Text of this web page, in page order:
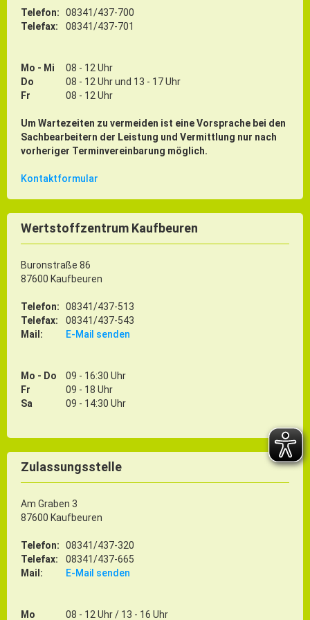
Telefon:
08341/437-700
Telefax:
08341/437-701
Mo - Mi
08 - 12 Uhr
Do
08 - 12 Uhr und 13 - 17 Uhr
Fr
08 - 12 Uhr
Um Wartezeiten zu vermeiden ist eine Vorsprache bei den
Sachbearbeitern der Leistung und Vermittlung nur nach
vorheriger Terminvereinbarung möglich.
Kontaktformular
Wertstoffzentrum Kaufbeuren
Buronstraße 86
87600 Kaufbeuren
Telefon:
08341/437-513
Telefax:
08341/437-543
Mail:
E-Mail senden
Mo - Do
09 - 16:30 Uhr
Fr
09 - 18 Uhr
Sa
09 - 14:30 Uhr
Zulassungsstelle
Am Graben 3
87600 Kaufbeuren
Telefon:
08341/437-320
Telefax:
08341/437-665
Mail:
E-Mail senden
Mo 08 - 12 Uhr / 13 - 16 Uhr